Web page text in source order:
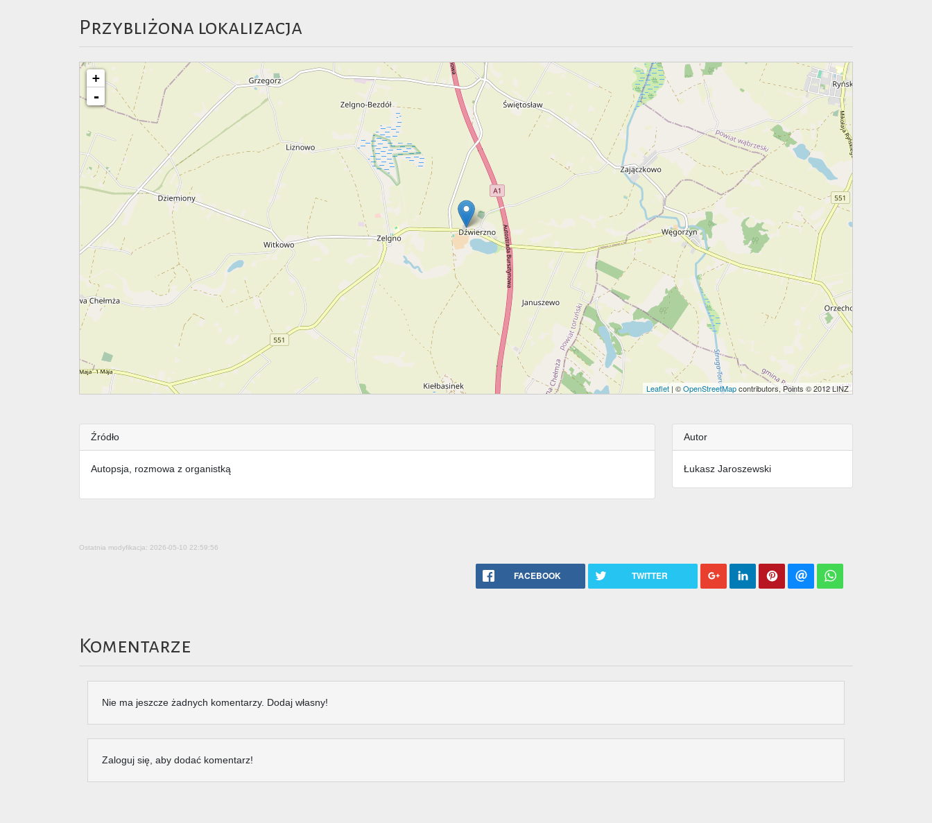
Przybliżona lokalizacja
+
-
Leaflet | ©OpenStreetMapcontributors, Points © 2012 LINZ
Źródło
Autopsja, rozmowa z organistką
Autor
Łukasz Jaroszewski
Ostatnia modyfikacja: 2026-05-10 22:59:56
FACEBOOK TWITTER
Komentarze
Nie ma jeszcze żadnych komentarzy. Dodaj własny!
Zaloguj się, aby dodać komentarz!